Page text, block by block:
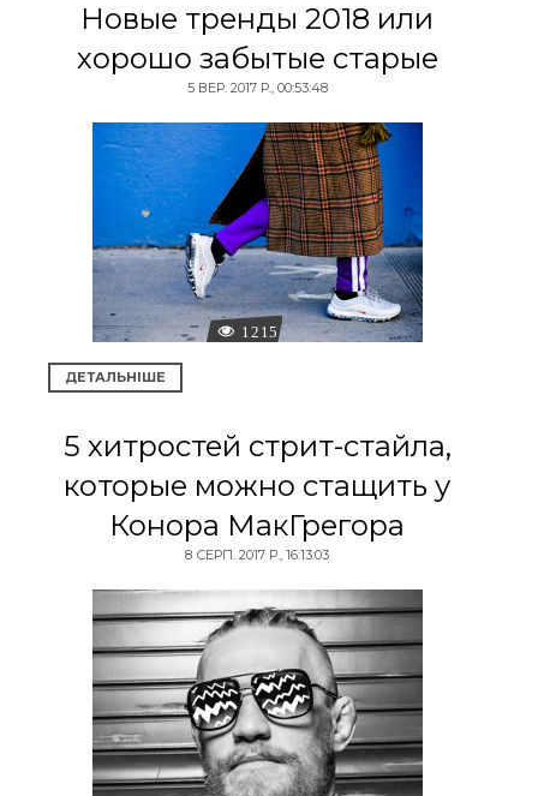
Новые тренды 2018 или
хорошо забытые старые
5 ВЕР. 2017 Р., 00:53:48
1215
ДЕТАЛЬНІШЕ
5 хитростей стрит-стайла,
которые можно стащить у
Конора МакГрегора
8 СЕРП. 2017 Р., 16:13:03